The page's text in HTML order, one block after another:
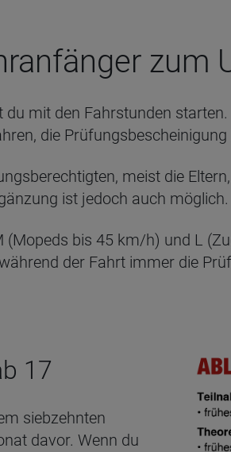
zum
mit den Fahrstunden
die
meist die
ist jedoch auch möglich.
(Mopeds bis 45 km/h) und L
der Fahrt immer die
17
siebzehnten
davor. Wenn du